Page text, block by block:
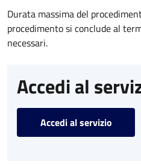
Durata massima del
procedimento si conclude al
necessari.
Accedi al
Accedi al servizio